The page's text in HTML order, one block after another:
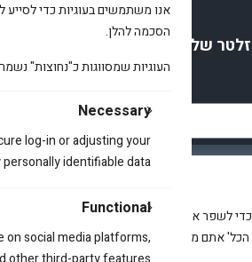
לשפר את האתר, להציג תוכן מותאם ולנתח
אתם מסכימים לכך.
אנו משתמשים בעוגיות כדי לסייע
הסכמה להלן.
העוגיות שמסווגות כ"נחוצות"
Necessary
log-in or adjusting your
identifiable data.
Functional
social media platforms,
שלנו